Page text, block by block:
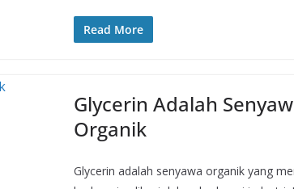
Read More
Glycerin Adalah
Organik
Glycerin adalah senyawa organik yang